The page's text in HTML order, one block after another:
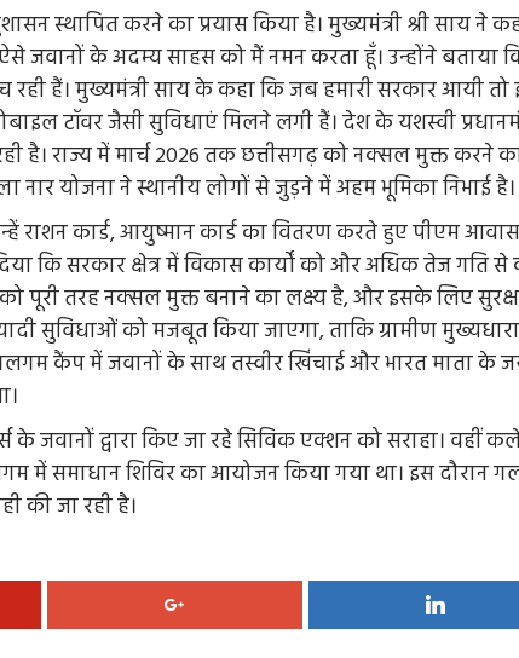
स्थापित करने का प्रयास किया है। मुख्यमंत्री श्री साय
जवानों के अदम्य साहस को मैं नमन करता हूँ। उन्होंने बताया
हैं। मुख्यमंत्री साय के कहा कि जब हमारी सरकार आयी
जैसी सुविधाएं मिलने लगी हैं। देश के यशस्वी
है। राज्य में मार्च 2026 तक छत्तीसगढ़ को नक्सल मुक्त करने
योजना ने स्थानीय लोगों से जुड़ने में अहम भूमिका निभाई है।
राशन कार्ड, आयुष्मान कार्ड का वितरण करते हुए पीएम
कि सरकार क्षेत्र में विकास कार्यों को और अधिक तेज गति से
पूरी तरह नक्सल मुक्त बनाने का लक्ष्य है, और इसके लिए
सुविधाओं को मजबूत किया जाएगा, ताकि ग्रामीण
ने गलगम कैंप में जवानों के साथ तस्वीर खिंचाई और भारत माता
द्वारा किए जा रहे सिविक एक्शन को सराहा। वहीं
में समाधान शिविर का आयोजन किया गया था। इस दौरान
की जा रही है।